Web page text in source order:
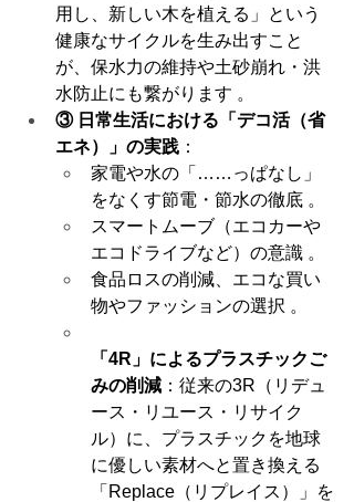
用し、新しい木を植える」という
健康なサイクルを生み出すこと
が、保水力の維持や土砂崩れ・洪
水防止にも繋がります 。
③ 日常生活における「デコ活（省
エネ）」の実践 ：
家電や水の「……っぱなし」
をなくす節電・節水の徹底 。
スマートムーブ（エコカーや
エコドライブなど）の意識 。
食品ロスの削減、エコな買い
物やファッションの選択 。
「4R」によるプラスチックご
みの削減 ：従来の3R（リデュ
ース・リユース・リサイク
ル）に、プラスチックを地球
に優しい素材へと置き換える
「Replace（リプレイス）」を